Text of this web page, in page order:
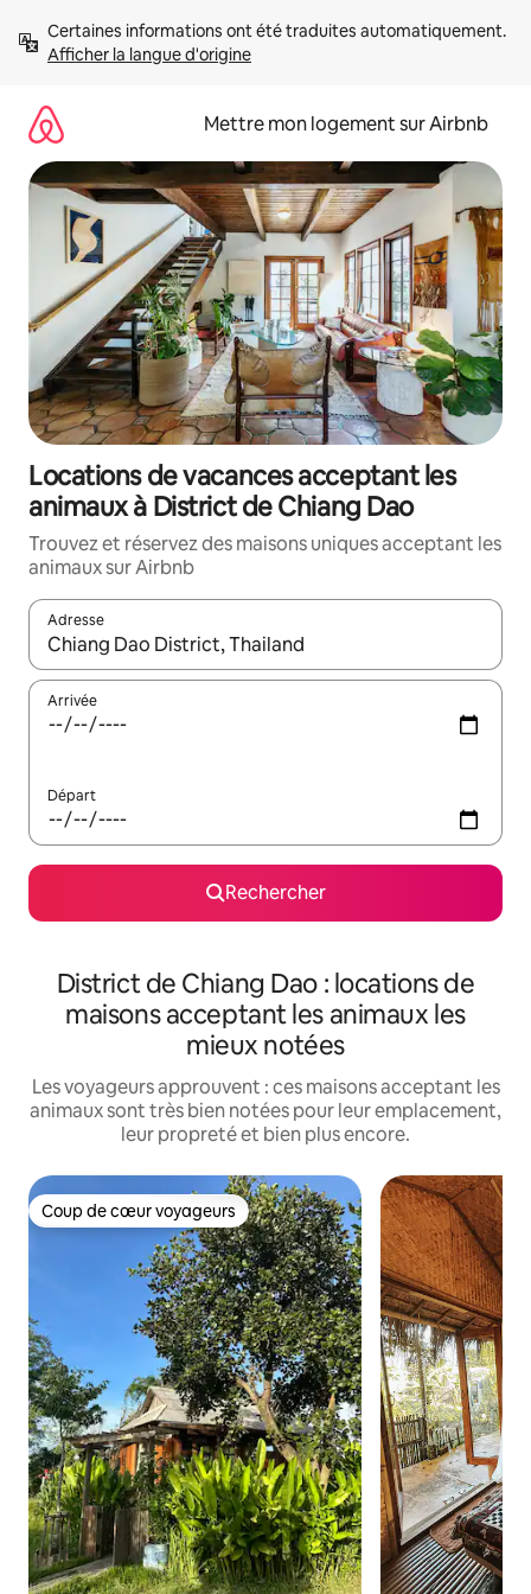
directement
Afficher la langue d'origine
Mettre mon logement sur Airbnb
Locations de vacances acceptant les
animaux à District de Chiang Dao
Trouvez et réservez des maisons uniques acceptant les
animaux sur Airbnb
Adresse
Lorsque les résultats s'affichent, utilisez les flèches vers le
Arrivée
Départ
Rechercher
District de Chiang Dao : locations de
maisons acceptant les animaux les
mieux notées
Les voyageurs approuvent : ces maisons acceptant les
animaux sont très bien notées pour leur emplacement,
leur propreté et bien plus encore.
Coup de cœur voyageurs
Coup de cœur voyageurs